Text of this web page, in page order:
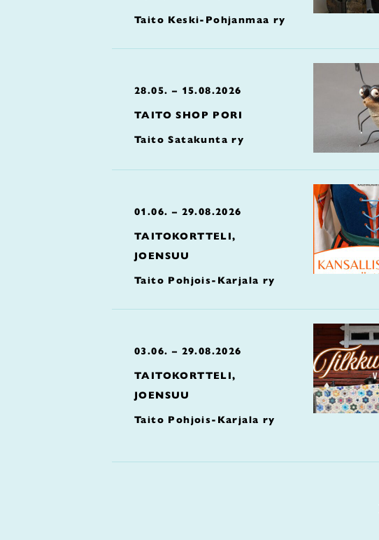
Taito Keski-Pohjanmaa ry
28.05. – 15.08.2026
TAITO SHOP PORI
Taito Satakunta ry
01.06. – 29.08.2026
TAITOKORTTELI,
JOENSUU
Taito Pohjois-Karjala ry
03.06. – 29.08.2026
TAITOKORTTELI,
JOENSUU
Taito Pohjois-Karjala ry